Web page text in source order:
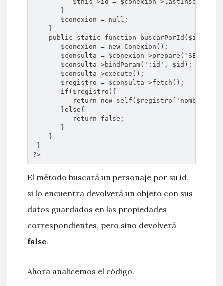
$this->id = $conexion-
       }
       $conexion = null;
    }
    public static function buscarPorId($id){
       $conexion = new Conexion();
$consulta = $conexion->prepare('SELECT
       $consulta->bindParam(':id', $id);
       $consulta->execute();
       $registro = $consulta->fetch();
       if($registro){
return new self($registro['nombre'],
       }else{
          return false;
       }
    }
}
?>
El método buscará un personaje por su id,
si lo encuentra devolverá un objeto con sus
datos guardados en las propiedades
correspondientes, pero sino devolverá
false.
Ahora analicemos el código.